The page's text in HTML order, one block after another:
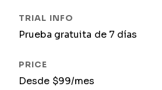
Prueba gratuita de 7 días
Desde $99/mes